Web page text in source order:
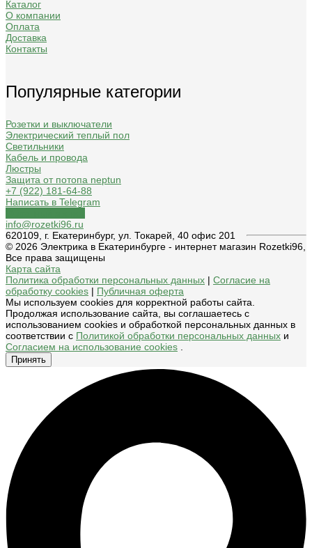
Каталог
О компании
Оплата
Доставка
Контакты
Популярные категории
Розетки и выключатели
Электрический теплый пол
Светильники
Кабель и провода
Люстры
Защита от потопа neptun
+7 (922) 181-64-88
Написать в Telegram
info@rozetki96.ru
620109, г. Екатеринбург, ул. Токарей, 40 офис 201
© 2026 Электрика в Екатеринбурге - интернет магазин Rozetki96,
Все права защищены
Карта сайта
Политика обработки персональных данных | Согласие на
обработку cookies | Публичная оферта
Мы используем cookies для корректной работы сайта.
Продолжая использование сайта, вы соглашаетесь с
использованием cookies и обработкой персональных данных в
соответствии с Политикой обработки персональных данных и
Согласием на использование cookies
Принять